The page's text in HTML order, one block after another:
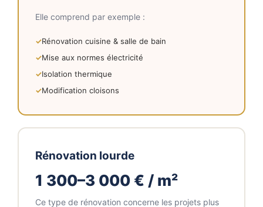
Elle comprend par exemple :
Rénovation cuisine & salle de bain
Mise aux normes électricité
Isolation thermique
Modification cloisons
Rénovation lourde
1 300–3 000 € / m²
Ce type de rénovation concerne les projets plus